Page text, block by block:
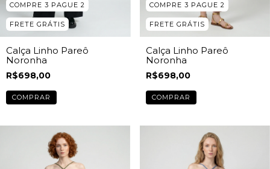
COMPRE 3 PAGUE 2
FRETE GRÁTIS
Calça Linho Pareô
Noronha
R$698,00
COMPRAR
COMPRE 3 PAGUE 2
FRETE GRÁTIS
Calça Linho Pareô
Noronha
R$698,00
COMPRAR